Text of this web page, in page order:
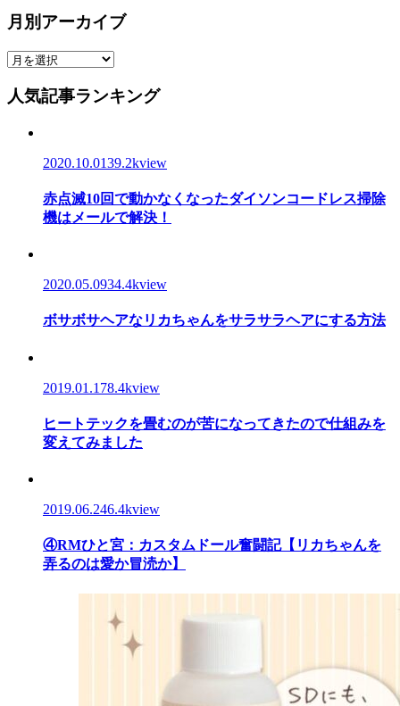
月別アーカイブ
人気記事ランキング
2020.10.0139.2kview
赤点滅10回で動かなくなったダイソンコードレス掃除
機はメールで解決！
2020.05.0934.4kview
ボサボサヘアなリカちゃんをサラサラヘアにする方法
2019.01.178.4kview
ヒートテックを畳むのが苦になってきたので仕組みを
変えてみました
2019.06.246.4kview
④RMひと宮：カスタムドール奮闘記【リカちゃんを
弄るのは愛か冒涜か】